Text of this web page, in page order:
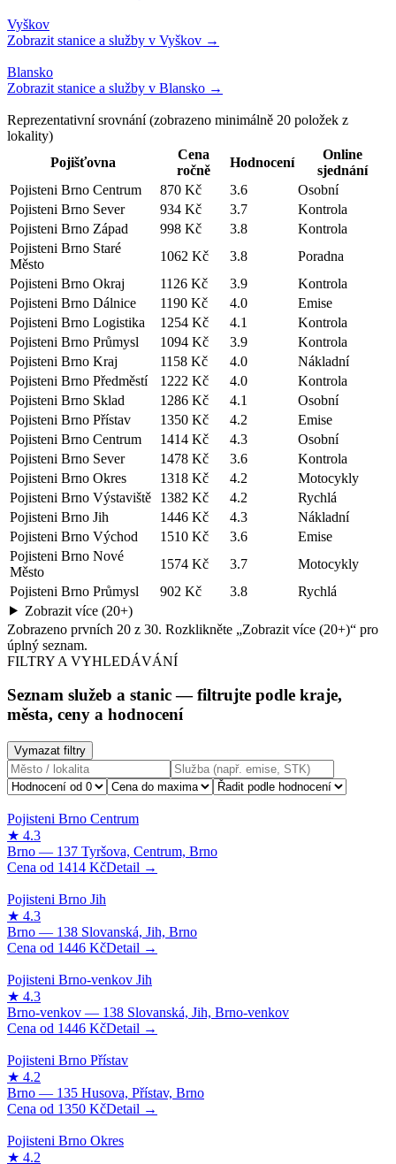
Reprezentativní srovnání(zobrazeno minimálně 20 položek z
lokality)
Pojišťovna
Cena
ročně
Hodnocení
Online
sjednání
Pojisteni Brno Centrum
870 Kč 3.6
Osobní
Pojisteni Brno Sever
934 Kč 3.7
Kontrola
Pojisteni Brno Západ
998 Kč 3.8
Kontrola
Pojisteni Brno Staré
Město
1062 Kč 3.8
Poradna
Pojisteni Brno Okraj
1126 Kč 3.9
Kontrola
Pojisteni Brno Dálnice
1190 Kč 4.0
Emise
Pojisteni Brno Logistika
1254 Kč 4.1
Kontrola
Pojisteni Brno Průmysl
1094 Kč 3.9
Kontrola
Pojisteni Brno Kraj
1158 Kč 4.0
Nákladní
Pojisteni Brno Předměstí
1222 Kč 4.0
Kontrola
Pojisteni Brno Sklad
1286 Kč 4.1
Osobní
Pojisteni Brno Přístav
1350 Kč 4.2
Emise
Pojisteni Brno Centrum
1414 Kč 4.3
Osobní
Pojisteni Brno Sever
1478 Kč 3.6
Kontrola
Pojisteni Brno Okres
1318 Kč 4.2
Motocykly
Pojisteni Brno Výstaviště
1382 Kč 4.2
Rychlá
Pojisteni Brno Jih
1446 Kč 4.3
Nákladní
Pojisteni Brno Východ
1510 Kč 3.6
Emise
Pojisteni Brno Nové
Město
1574 Kč 3.7
Motocykly
Pojisteni Brno Průmysl
902 Kč 3.8
Rychlá
Zobrazit více (20+)
Zobrazeno prvních 20 z 30. Rozklikněte „Zobrazit více (20+)“ pro
úplný seznam.
FILTRY A VYHLEDÁVÁNÍ
Seznam služeb a stanic— filtrujte podle kraje,
města, ceny a hodnocení
Vymazat filtry
1414 Kč
1446 Kč
1446 Kč
1350 Kč